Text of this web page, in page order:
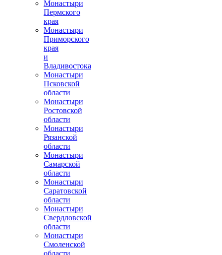
Монастыри
Пермского
края
Монастыри
Приморского
края
и
Владивостока
Монастыри
Псковской
области
Монастыри
Ростовской
области
Монастыри
Рязанской
области
Монастыри
Самарской
области
Монастыри
Саратовской
области
Монастыри
Свердловской
области
Монастыри
Смоленской
области